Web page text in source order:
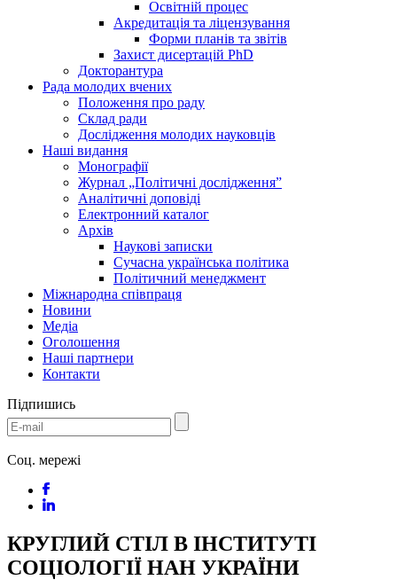
Освітній процес
Акредитація та ліцензування
Форми планів та звітів
Захист дисертацій PhD
Докторантура
Рада молодих вчених
Положення про раду
Склад ради
Дослідження молодих науковців
Наші видання
Монографії
Журнал „Політичні дослідження”
Аналітичні доповіді
Електронний каталог
Архів
Наукові записки
Сучасна українська політика
Політичний менеджмент
Міжнародна співпраця
Новини
Медіa
Оголошення
Наші партнери
Контакти
Підпишись
Соц. мережі
КРУГЛИЙ СТІЛ В ІНСТИТУТІ
СОЦІОЛОГІЇ НАН УКРАЇНИ